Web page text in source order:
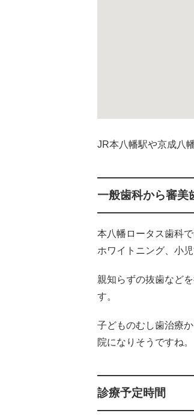
JR本八幡駅や京成八
一般歯科から審美
本八幡ロータス歯科
ホワイトニング、小
親知らずの抜歯など
す。
子どものむし歯治療
院になりそうですね。
診療予定時間